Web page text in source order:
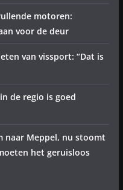
motoren:
voor de deur
van vissport: “Dat is
de regio is goed
naar Meppel, nu stoomt
het geruisloos